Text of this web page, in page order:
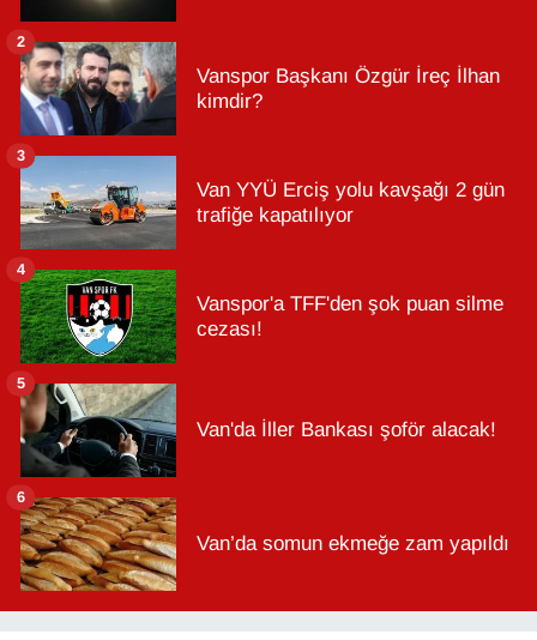
Vanspor Başkanı Özgür İreç İlhan
kimdir?
2
Van YYÜ Erciş yolu kavşağı 2 gün
trafiğe kapatılıyor
3
Vanspor'a TFF'den şok puan silme
cezası!
4
Van'da İller Bankası şoför alacak!
5
Van’da somun ekmeğe zam yapıldı
6